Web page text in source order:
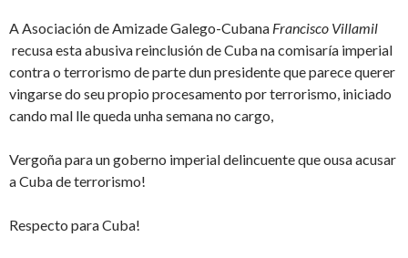
A Asociación de Amizade Galego-Cubana Francisco Villamil
recusa esta abusiva reinclusión de Cuba na comisaría imperial
contra o terrorismo de parte dun presidente que parece querer
vingarse do seu propio procesamento por terrorismo, iniciado
cando mal lle queda unha semana no cargo,
Vergoña para un goberno imperial delincuente que ousa acusar
a Cuba de terrorismo!
Respecto para Cuba!